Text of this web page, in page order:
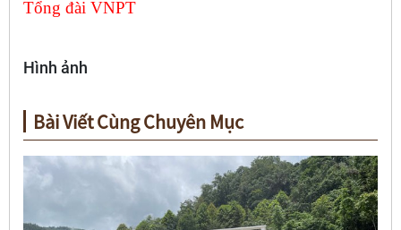
Tổng đài VNPT
Hình ảnh
Bài Viết Cùng Chuyên Mục